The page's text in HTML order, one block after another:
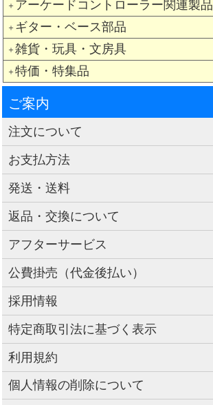
＋ アーケードコントローラー関連製品
＋ ギター・ベース部品
＋ 雑貨・玩具・文房具
＋ 特価・特集品
ご案内
注文について
お支払方法
発送・送料
返品・交換について
アフターサービス
公費掛売（代金後払い）
採用情報
特定商取引法に基づく表示
利用規約
個人情報の削除について